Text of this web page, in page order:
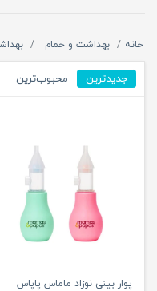
خانه بهداشت و حمام
جدیدترین محبوب‌ترین
پوار بینی نوزاد ماماس پاپاس